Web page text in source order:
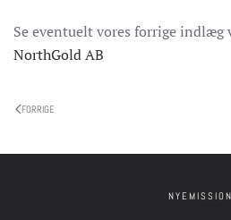
Se eventuelt vores forrige indlæg
NorthGold AB
FORRIGE
NYEMISSION